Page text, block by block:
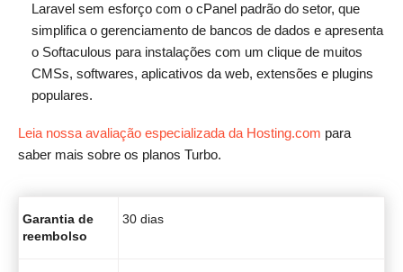
Laravel sem esforço com o cPanel padrão do setor, que
simplifica o gerenciamento de bancos de dados e apresenta
o Softaculous para instalações com um clique de muitos
CMSs, softwares, aplicativos da web, extensões e plugins
populares.
Leia nossa avaliação especializada da Hosting.com para
saber mais sobre os planos Turbo.
Garantia de
reembolso
30 dias